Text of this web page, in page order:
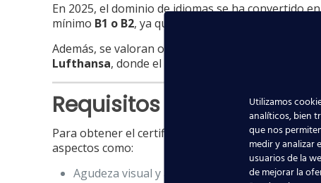
En 2025, el dominio de idiomas se ha convertido
mínimo B1 o B2, ya que es el idioma oficial de la
Además, se valoran otros idiomas como francés,
Lufthansa, donde el trato con pasajeros de todo
Requisitos médicos y
Para obtener el certificado TCP, los aspirantes
aspectos como:
Agudeza visual y auditiva.
Utilizamos
analíticos, bien
que nos
medir y analizar
usuarios de la
de mejorar la